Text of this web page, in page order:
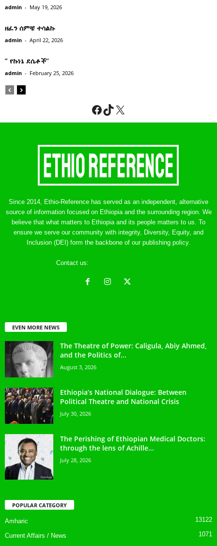
admin - May 19, 2026
ዘፈን ሰምቼ ተሳልኩ
admin - April 22, 2026
” የኩነኔ ደሴቶች’’
admin - February 25, 2026
Facebook
TikTok
X
Since 2014, Ethio-Reference has served as an independent, alternative
source of information focused on Ethiopia and the surrounding region. We
believe that what matters to Ethiopia and its people matters to us. To
ensure we serve our community with integrity, Diversity, Equity, and
Inclusion (DEI) form the backbone of our publishing policy.
Contact us:
EVEN MORE NEWS
The Theatre of Power: Caligula, Abiy Ahmed,
and the Politics of...
August 3, 2026
Ethiopia’s National Dialogue: Between
Political Theatre and National Crisis
July 30, 2026
The Perishing of Ethiopian Medical Doctors:
through the lens of Achille...
July 28, 2026
POPULAR CATEGORY
Amharic 13122
Current Affairs / News
1071